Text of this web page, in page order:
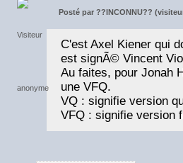
Posté par ??INCONNU??
C'est Axel Kiener qui
est signÃ© Vincent
Au faites, pour Jonah
une VFQ.
VQ : signifie version
VFQ : signifie version